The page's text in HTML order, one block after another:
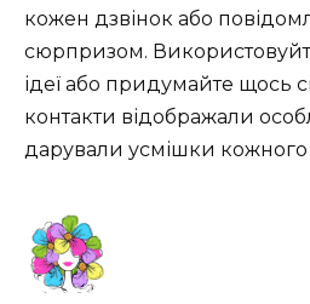
кожен дзвінок або
сюрпризом.
ідеї або придумайте щось
контакти відображали
дарували усмішки